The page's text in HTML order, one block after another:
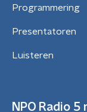
Programmering
Presentatoren
Luisteren
NPO Radio